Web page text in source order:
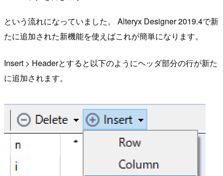
という流れになっていました。 Alteryx Designer 2019.4で新
たに追加された新機能を使えばこれが簡単になります。
Insert > Headerとすると以下のようにヘッダ部分の行が新た
に追加されます。